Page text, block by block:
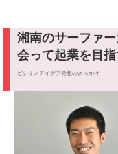
湘南のサーファ
会って起業を目
ビジネスアイデア発想のきっかけ